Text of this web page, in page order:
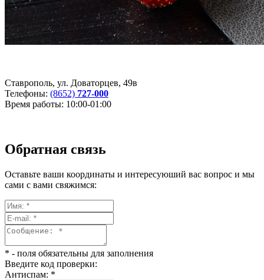
Ставрополь, ул. Доваторцев, 49в
Телефоны: (8652) 727-000
Время работы: 10:00-01:00
Обратная связь
Оставьте ваши координаты и интересуюший вас вопрос и мы
сами с вами свяжимся:
* - поля обязательны для заполнения
Введите код проверки:
Антиспам: *